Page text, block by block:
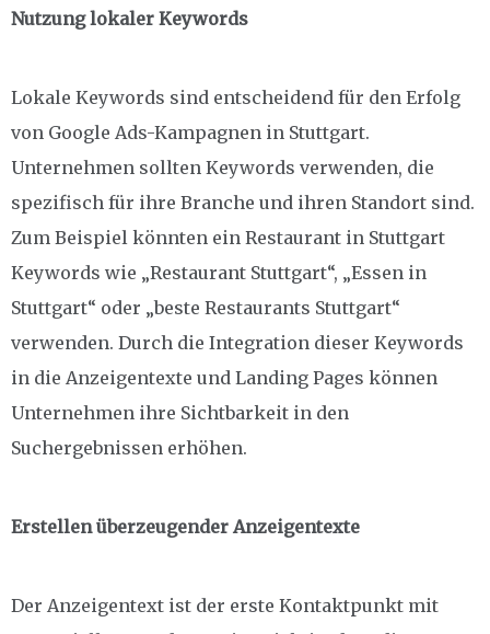
Nutzung lokaler Keywords
Lokale Keywords sind entscheidend für den Erfolg
von Google Ads-Kampagnen in Stuttgart.
Unternehmen sollten Keywords verwenden, die
spezifisch für ihre Branche und ihren Standort sind.
Zum Beispiel könnten ein Restaurant in Stuttgart
Keywords wie „Restaurant Stuttgart“, „Essen in
Stuttgart“ oder „beste Restaurants Stuttgart“
verwenden. Durch die Integration dieser Keywords
in die Anzeigentexte und Landing Pages können
Unternehmen ihre Sichtbarkeit in den
Suchergebnissen erhöhen.
Erstellen überzeugender Anzeigentexte
Der Anzeigentext ist der erste Kontaktpunkt mit